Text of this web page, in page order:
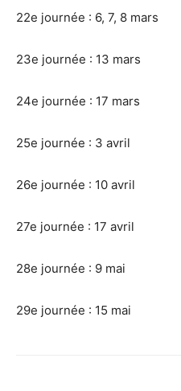
22e journée : 6, 7, 8 mars
23e journée : 13 mars
24e journée : 17 mars
25e journée : 3 avril
26e journée : 10 avril
27e journée : 17 avril
28e journée : 9 mai
29e journée : 15 mai